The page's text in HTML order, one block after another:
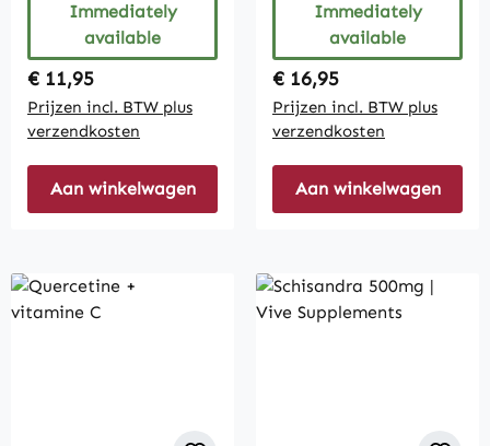
Immediately
available
Regular price:
€ 11,95
Prijzen incl. BTW plus
verzendkosten
Aan winkelwagen
Immediately
available
Regular price:
€ 16,95
Prijzen incl. BTW plus
verzendkosten
Aan winkelwagen